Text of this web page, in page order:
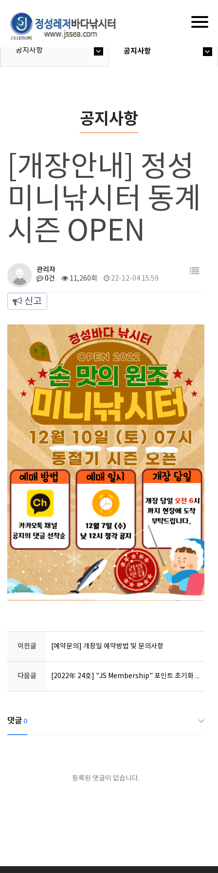
공지사항 공지사항
공지사항
[개장안내] 정성
미니낚시터 동계
시즌 OPEN
관리자
0건 11,260회 22-12-04 15:59
신고
이전글 [예약문의] 개장일 예약방법 및 문의사항
다음글 [2022年 24호] "JS Membership" 포인트 초기화 안내
댓글 0
등록된 댓글이 없습니다.